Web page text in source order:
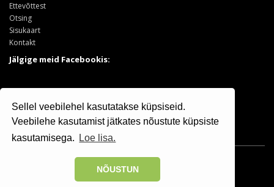
Sellel veebilehel kasutatakse küpsiseid.
Veebilehe kasutamist jätkates nõustute küpsiste
kasutamisega.
Loe lisa.
NÕUSTUN
Ettevõttest
Otsing
Sisukaart
Kontakt
Jälgige meid Facebookis:
Puukool
Sooduspakkumised
Osaühing Kristiine Puukool © 2025 | +372 506 7799